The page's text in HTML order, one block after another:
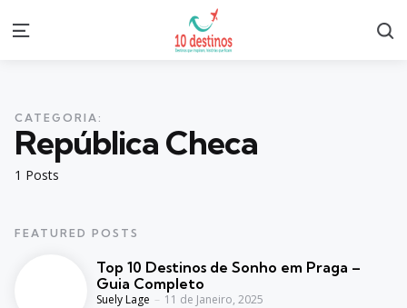
Menu
1 Posts
CATEGORIA:
República Checa
FEATURED POSTS
Top 10 Destinos de Sonho em Praga –
Guia Completo
Posted
Suely Lage 11 de Janeiro, 2025